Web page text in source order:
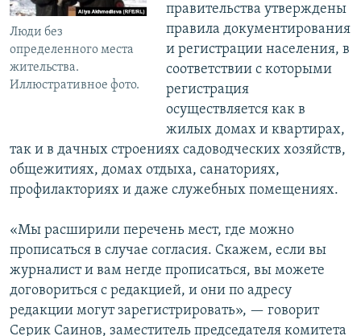
Люди без
определенного места
жительства.
Иллюстративное фото.
правительства утверждены
правила документирования
и регистрации населения, в
соответствии с которыми
регистрация
осуществляется как в
жилых домах и квартирах,
так и в дачных строениях садоводческих хозяйств,
общежитиях, домах отдыха, санаториях,
профилакториях и даже служебных помещениях.
«Мы расширили перечень мест, где можно
прописаться в случае согласия. Скажем, если вы
журналист и вам негде прописаться, вы можете
договориться с редакцией, и они по адресу
редакции могут зарегистрировать», — говорит
Серик Саинов, заместитель председателя комитета